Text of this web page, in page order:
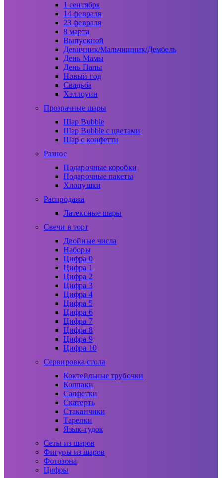
1 сентября
14 февраля
23 февраля
8 марта
Выпускной
Девичник/Мальчишник/Дембель
День Мамы
День Папы
Новый год
Свадьба
Хэллоуин
Прозрачные шары
Шар Bubble
Шар Bubble с цветами
Шар с конфетти
Разное
Подарочные коробки
Подарочные пакеты
Хлопушки
Распродажа
Латексные шары
Свечи в торт
Двойные числа
Наборы
Цифра 0
Цифра 1
Цифра 2
Цифра 3
Цифра 4
Цифра 5
Цифра 6
Цифра 7
Цифра 8
Цифра 9
Цифра 10
Сервировка стола
Коктейльные трубочки
Колпаки
Салфетки
Скатерть
Стаканчики
Тарелки
Язык-гудок
Сеты из шаров
Фигуры из шаров
Фотозона
Цифры